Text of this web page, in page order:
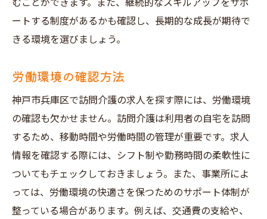
むことができます。また、継続的なスキルアップをサポ
ートする制度があるかも確認し、長期的な成長が期待で
きる環境を選びましょう。
労働環境の確認方法
神戸市兵庫区で訪問介護の求人を探す際には、労働環境
の確認も欠かせません。訪問介護は利用者の自宅を訪問
するため、移動時間や労働時間の管理が重要です。求人
情報を確認する際には、シフト制や勤務時間の柔軟性に
ついてもチェックしておきましょう。また、事業所によ
っては、労働環境の快適さを保つためのサポート体制が
整っている場合があります。例えば、交通費の支給や、